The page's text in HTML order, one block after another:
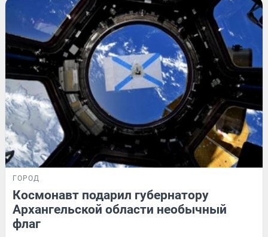
ГОРОД
Космонавт подарил губернатору
Архангельской области необычный
флаг